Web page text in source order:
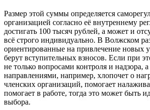
Размер этой суммы определяется
организацией согласно её внутреннему
достигать 100 тысяч рублей, а может и
всё строго индивидуально. В Волжском
ориентированные на привлечение новых
берут вступительных взносов. Если при
не только вопросами контроля и надзора,
направлениями, например, хлопочет о
членских организаций, помогает
помогает в работе, тогда это может быть
выбора.